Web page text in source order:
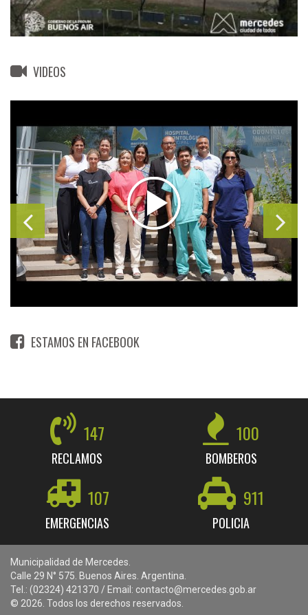
VIDEOS
ESTAMOS EN FACEBOOK
147
RECLAMOS
100
BOMBEROS
107
EMERGENCIAS
911
POLICIA
Municipalidad de Mercedes.
Calle 29 N° 575. Buenos Aires. Argentina.
Tel.: (02324) 421370 / Email: contacto@mercedes.gob.ar
© 2026. Todos los derechos reservados.